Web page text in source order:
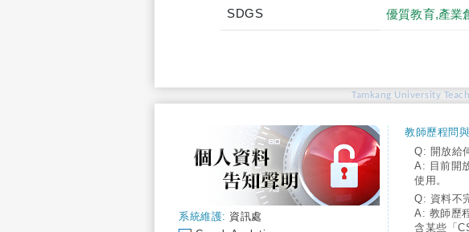
SDGS 優質教育,產業
Tamkang University
系統維護: 資訊處
教師歷程問
Q: 開放給
A: 目前開
使用。
Q: 資料不
A: 教師歷
含某些「